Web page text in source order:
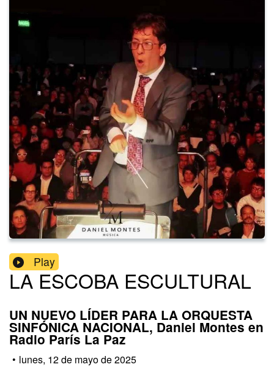
Play
LA ESCOBA ESCULTURAL
UN NUEVO LÍDER PARA LA ORQUESTA
SINFÓNICA NACIONAL, Daniel Montes en
Radio París La Paz
• lunes, 12 de mayo de 2025